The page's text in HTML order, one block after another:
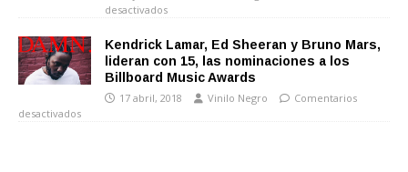
desactivados
Kendrick Lamar, Ed Sheeran y Bruno Mars,
lideran con 15, las nominaciones a los
Billboard Music Awards
17 abril, 2018 Vinilo Negro
Comentarios
desactivados